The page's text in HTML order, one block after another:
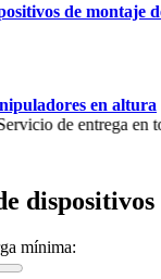
de montaje
en altura
en toda
dispositivos
mínima: